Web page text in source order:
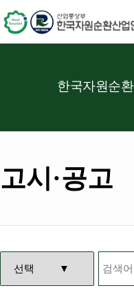
한국자원순
고시·공고